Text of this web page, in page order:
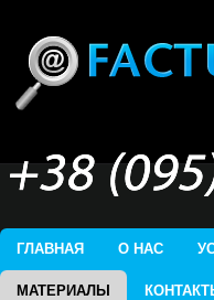
ГЛАВНАЯ О НАС
МАТЕРИАЛЫ